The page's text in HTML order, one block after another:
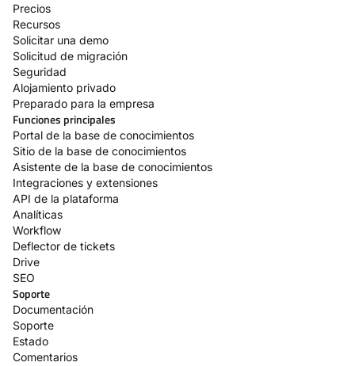
Precios
Recursos
Solicitar una demo
Solicitud de migración
Seguridad
Alojamiento privado
Preparado para la empresa
Funciones principales
Portal de la base de conocimientos
Sitio de la base de conocimientos
Asistente de la base de conocimientos
Integraciones y extensiones
API de la plataforma
Analíticas
Workflow
Deflector de tickets
Drive
SEO
Soporte
Documentación
Soporte
Estado
Comentarios